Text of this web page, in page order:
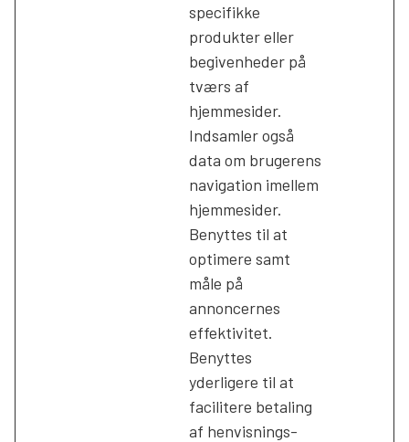
specifikke
produkter eller
begivenheder på
tværs af
hjemmesider.
Indsamler også
data om brugerens
navigation imellem
hjemmesider.
Benyttes til at
optimere samt
måle på
annoncernes
effektivitet.
Benyttes
yderligere til at
facilitere betaling
af henvisnings-